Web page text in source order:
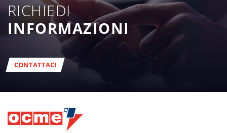
RICHIEDI
INFORMAZIONI
CONTATTACI